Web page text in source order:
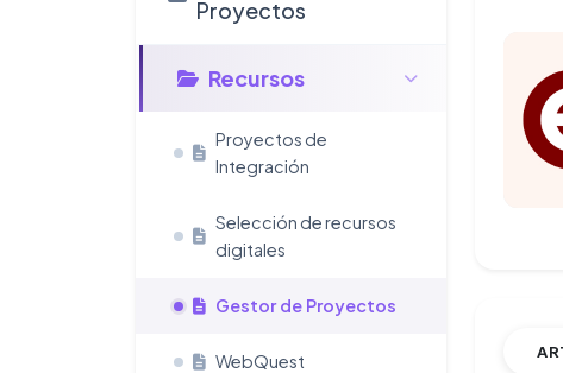
Proyectos
Recursos
Proyectos de
Integración
Selección de recursos
digitales
Gestor de Proyectos
WebQuest